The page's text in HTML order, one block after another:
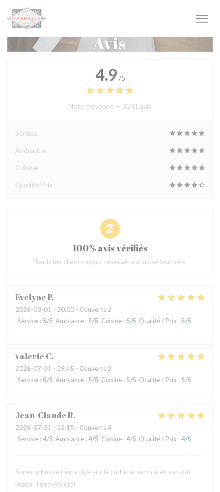
Personnalisation de vos choix en matière de cookies
Avis
EvelyneP
2026-08-01 - 20:00 - Couverts 2
Service : 5/5 Ambiance : 5/5 Cuisine : 5/5 Qualité / Prix : 5/5
valerie C
2026-07-31 - 19:45 - Couverts 2
Service : 5/5 Ambiance : 5/5 Cuisine : 5/5 Qualité / Prix : 5/5
Jean-ClaudeR
2026-07-31 - 12:15 - Couverts 4
Service : 4/5 Ambiance : 4/5 Cuisine : 4/5 Qualité / Prix : 4/5
Super adresse rien a dire sur le cadre le service et surtout
repas. J'y reviendrai.
4.9 /5
Note moyenne — 3541 avis
Service
Ambiance
Cuisine
Qualité/Prix
100% avis vérifiés
Seuls les clients ayant réservé ont laissé leur avis